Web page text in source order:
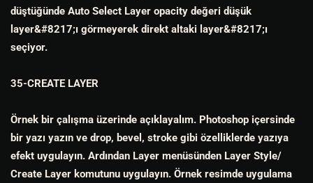
düştüğünde Auto Select Layer opacity değeri düşük
layer&#8217;ı görmeyerek direkt altaki layer&#8217;ı
seçiyor.
35-CREATE LAYER
Örnek bir çalışma üzerinde açıklayalım. Photoshop içersinde
bir yazı yazın ve drop, bevel, stroke gibi özelliklerde yazıya
efekt uygulayın. Ardından Layer menüsünden Layer Style/
Create Layer komutunu uygulayın. Örnek resimde uygulama